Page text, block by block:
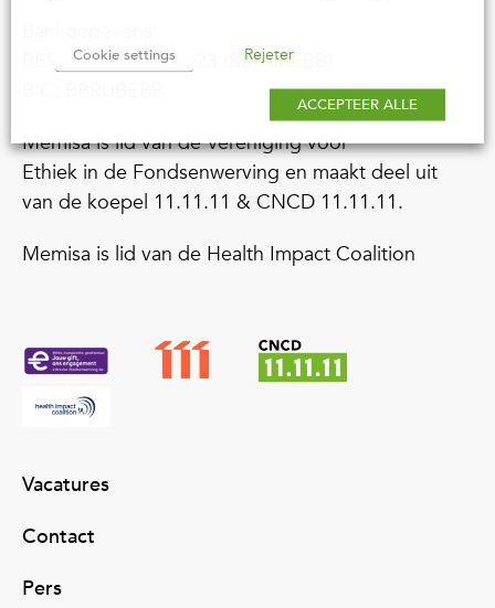
BE92 3100 9000 0023 (BBRUBEBB)
Memisa is lid van de Vereniging voor
Ethiek in de Fondsenwerving en maakt deel uit
van de koepel 11.11.11 & CNCD 11.11.11.
Memisa is lid van de Health Impact Coalition
Vacatures
Contact
Pers
Cookie settings Rejeter
ACCEPTEER ALLE